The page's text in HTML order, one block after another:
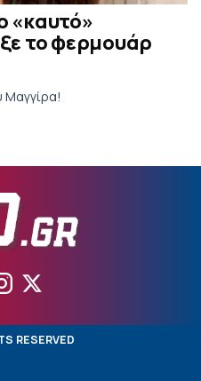
«καυτό»
το φερμουάρ
Μαγγίρα!
RESERVED